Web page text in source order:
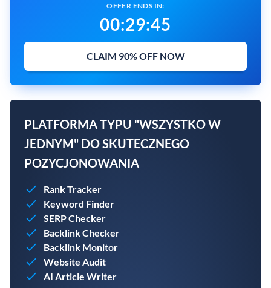
OFFER ENDS IN:
00:29:43
CLAIM 90% OFF NOW
PLATFORMA TYPU "WSZYSTKO W
JEDNYM" DO SKUTECZNEGO
POZYCJONOWANIA
Rank Tracker
Keyword Finder
SERP Checker
Backlink Checker
Backlink Monitor
Website Audit
AI Article Writer